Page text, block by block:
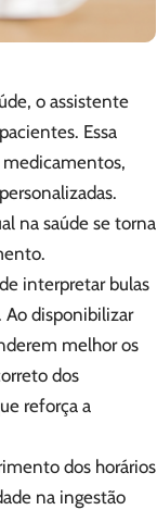
o assistente
Essa
na saúde se torna
interpretar bulas
disponibilizar
melhor os
dos
reforça a
dos horários
na ingestão